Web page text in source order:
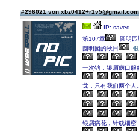
#296021 von
IP: saved
第107章
圆明
圆明园的秋日
一次钓，银屑病口服
戈，只有我们两个人
银屑病花，针线细密